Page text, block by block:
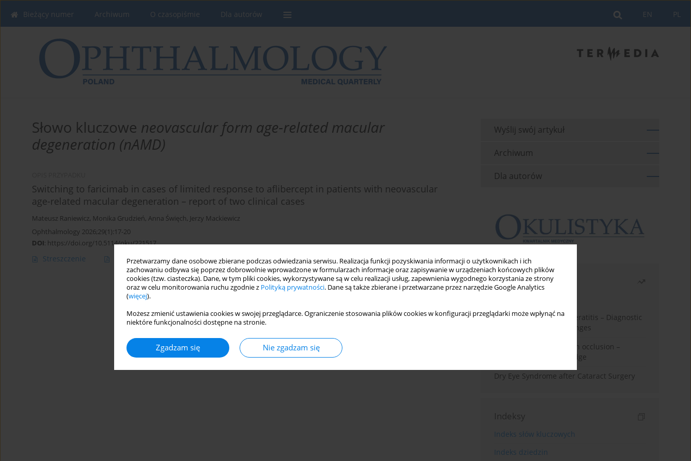
Przetwarzamy dane osobowe zbierane podczas odwiedzania serwisu. Realizacja funkcji pozyskiwania informacji o użytkownikach i ich
zachowaniu odbywa się poprzez dobrowolnie wprowadzone w formularzach informacje oraz zapisywanie w urządzeniach końcowych plików
cookies (tzw. ciasteczka). Dane, w tym pliki cookies, wykorzystywane są w celu realizacji usług, zapewnienia wygodnego korzystania ze strony
oraz w celu monitorowania ruchu zgodnie z Polityką prywatności. Dane są także zbierane i przetwarzane przez narzędzie Google Analytics
(więcej).
Możesz zmienić ustawienia cookies w swojej przeglądarce. Ograniczenie stosowania plików cookies w konfiguracji przeglądarki może wpłynąć na
niektóre funkcjonalności dostępne na stronie.
Zgadzam się Nie zgadzam się
PL
EN
Bieżący numer Archiwum O czasopiśmie Dla autorów
Słowo kluczowe neovascular form age-related macular
degeneration (nAMD)
Switching to faricimab in cases of limited response to aflibercept in patients with neovascular
age-related macular degeneration – report of two clinical cases
Mateusz Raniewicz, Monika Grudzień, Anna Święch, Jerzy Mackiewicz
Ophthalmology 2026;29(1):17-20
DOI: https://doi.org/10.5114/oku/221517
Streszczenie Artykuł(PDF)
Wyślij swój artykuł
Archiwum
Dla autorów
Najczęściej czytane
Herpes Simplex Virus Keratitis – Diagnostic
and Therapeutic Challenges
Treatment of retinal vein occlusion –
current state of knowledge
Dry Eye Syndrome after Cataract Surgery
Indeksy
Indeks słów kluczowych
Indeks dziedzin